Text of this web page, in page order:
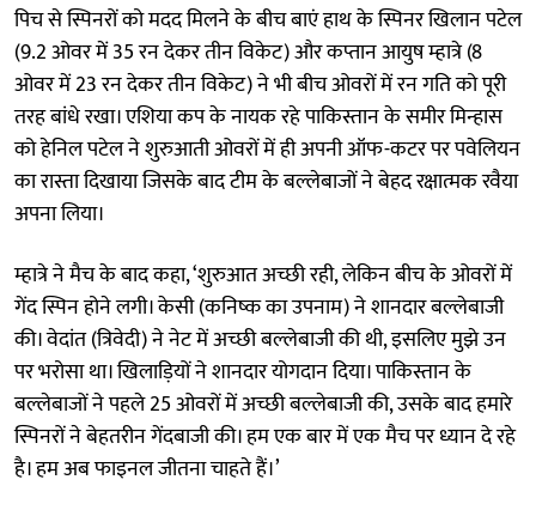
पिच से स्पिनरों को मदद मिलने के बीच बाएं हाथ के स्पिनर खिलान पटेल
(9.2 ओवर में 35 रन देकर तीन विकेट) और कप्तान आयुष म्हात्रे (8
ओवर में 23 रन देकर तीन विकेट) ने भी बीच ओवरों में रन गति को पूरी
तरह बांधे रखा। एशिया कप के नायक रहे पाकिस्तान के समीर मिन्हास
को हेनिल पटेल ने शुरुआती ओवरों में ही अपनी ऑफ-कटर पर पवेलियन
का रास्ता दिखाया जिसके बाद टीम के बल्लेबाजों ने बेहद रक्षात्मक रवैया
अपना लिया।
म्हात्रे ने मैच के बाद कहा, ‘शुरुआत अच्छी रही, लेकिन बीच के ओवरों में
गेंद स्पिन होने लगी। केसी (कनिष्क का उपनाम) ने शानदार बल्लेबाजी
की। वेदांत (त्रिवेदी) ने नेट में अच्छी बल्लेबाजी की थी, इसलिए मुझे उन
पर भरोसा था। खिलाड़ियों ने शानदार योगदान दिया। पाकिस्तान के
बल्लेबाजों ने पहले 25 ओवरों में अच्छी बल्लेबाजी की, उसके बाद हमारे
स्पिनरों ने बेहतरीन गेंदबाजी की। हम एक बार में एक मैच पर ध्यान दे रहे
है। हम अब फाइनल जीतना चाहते हैं।’